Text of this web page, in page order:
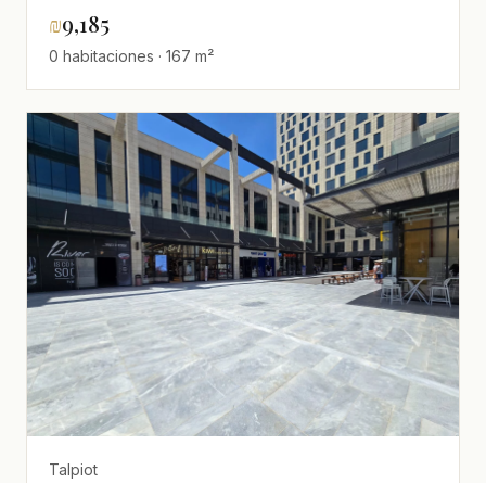
₪9,185
0 habitaciones · 167 m²
Talpiot